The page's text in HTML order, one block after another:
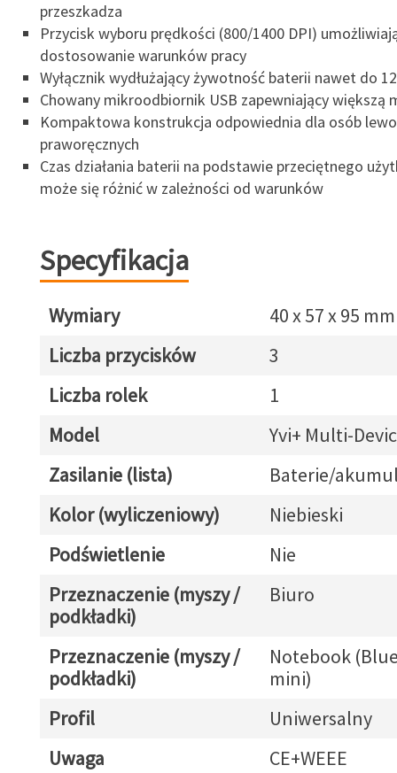
przeszkadza
Przycisk wyboru prędkości (800/1400 DPI)
dostosowanie warunków pracy
Wyłącznik wydłużający żywotność baterii nawet do
Chowany mikroodbiornik USB zapewniający większą
Kompaktowa konstrukcja odpowiednia dla osób
praworęcznych
Czas działania baterii na podstawie przeciętnego
może się różnić w zależności od warunków
Specyfikacja
Wymiary
40 x 57 x 95 mm
Liczba przycisków
3
Liczba rolek
1
Model
Yvi+ Multi-
Zasilanie (lista)
Baterie/
Kolor (wyliczeniowy)
Niebieski
Podświetlenie
Nie
Przeznaczenie (myszy /
podkładki)
Biuro
Przeznaczenie (myszy /
podkładki)
Notebook
mini)
Profil
Uniwersalny
Uwaga
CE+WEEE